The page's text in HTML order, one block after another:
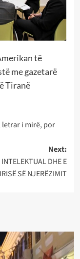
të
me gazetarë
Tiranë
letrar i mirë, por
Next:
DHE E
SË NJERËZIMIT